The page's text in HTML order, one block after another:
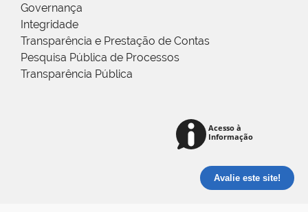
Governança
Integridade
Transparência e Prestação de Contas
Pesquisa Pública de Processos
Transparência Pública
Avalie este site!